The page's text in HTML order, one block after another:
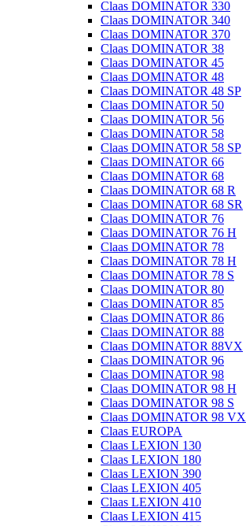
Claas DOMINATOR 330
Claas DOMINATOR 340
Claas DOMINATOR 370
Claas DOMINATOR 38
Claas DOMINATOR 45
Claas DOMINATOR 48
Claas DOMINATOR 48 SP
Claas DOMINATOR 50
Claas DOMINATOR 56
Claas DOMINATOR 58
Claas DOMINATOR 58 SP
Claas DOMINATOR 66
Claas DOMINATOR 68
Claas DOMINATOR 68 R
Claas DOMINATOR 68 SR
Claas DOMINATOR 76
Claas DOMINATOR 76 H
Claas DOMINATOR 78
Claas DOMINATOR 78 H
Claas DOMINATOR 78 S
Claas DOMINATOR 80
Claas DOMINATOR 85
Claas DOMINATOR 86
Claas DOMINATOR 88
Claas DOMINATOR 88VX
Claas DOMINATOR 96
Claas DOMINATOR 98
Claas DOMINATOR 98 H
Claas DOMINATOR 98 S
Claas DOMINATOR 98 VX
Claas EUROPA
Claas LEXION 130
Claas LEXION 180
Claas LEXION 390
Claas LEXION 405
Claas LEXION 410
Claas LEXION 415